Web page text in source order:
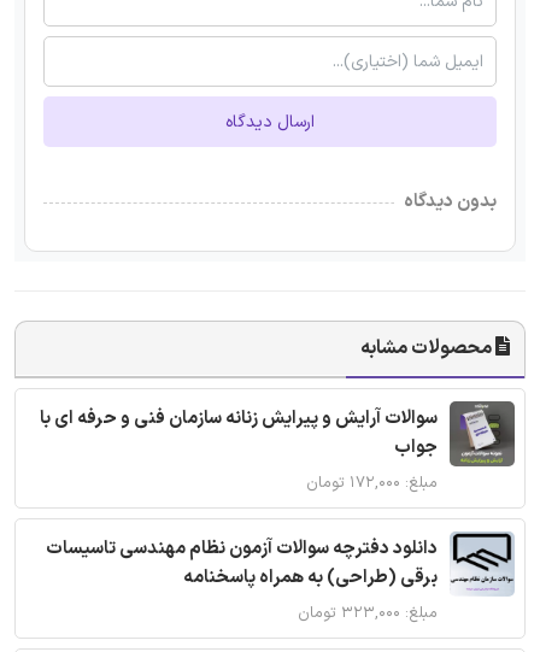
ارسال دیدگاه
بدون دیدگاه
محصولات مشابه
سوالات آرایش و پیرایش زنانه سازمان فنی و حرفه ای با
جواب
مبلغ: ۱۷۲,۰۰۰ تومان
دانلود دفترچه سوالات آزمون نظام مهندسی تاسیسات
برقی (طراحی) به همراه پاسخنامه
مبلغ: ۳۲۳,۰۰۰ تومان